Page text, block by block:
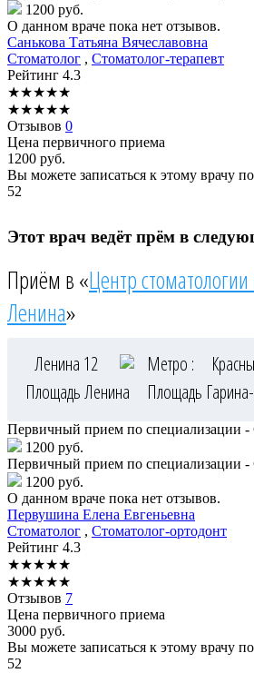
1200 руб.
О данном враче пока нет отзывов.
Санькова Татьяна Вячеславовна
Стоматолог , Стоматолог-терапевт
Рейтинг 4.3
★★★★★
★★★★★
Отзывов 0
Цена первичного приема
1200 руб.
Вы можете записаться к этому врачу
52
Этот врач ведёт прём в
Приём в «Центр
Ленина»
Ленина 12 Метро :
Площадь Ленина
Площадь
Первичный прием по специализации -
1200 руб.
Первичный прием по специализации -
1200 руб.
О данном враче пока нет отзывов.
Первушина Елена Евгеньевна
Стоматолог , Стоматолог-ортодонт
Рейтинг 4.3
★★★★★
★★★★★
Отзывов 7
Цена первичного приема
3000 руб.
Вы можете записаться к этому врачу
52